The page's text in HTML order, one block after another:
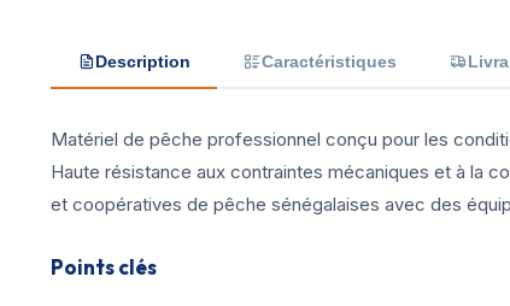
Description Caractéristiques
Matériel de pêche professionnel conçu pour les
Haute résistance aux contraintes mécaniques et à la
et coopératives de pêche sénégalaises avec des
Points clés